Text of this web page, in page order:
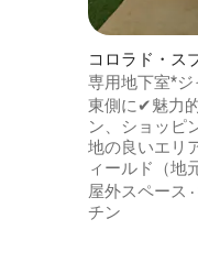
コロラド・ス
軒家
専用地下室*ジ
ルキッチン*
東側に✔魅力
ン、ショッピ
地の良いエリ
ィールド（地
ス野球チーム
ピーク、
ォートピー
で車で✔すぐ
屋外スペース ·
チン